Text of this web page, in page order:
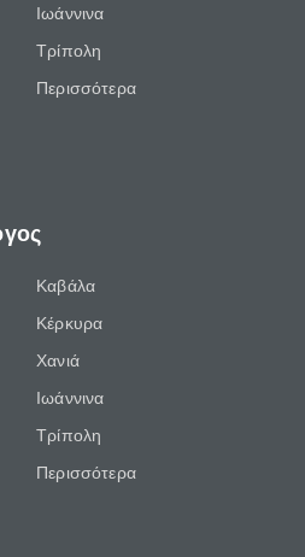
Ιωάννινα
Τρίπολη
Περισσότερα
Καβάλα
Κέρκυρα
Χανιά
Ιωάννινα
Τρίπολη
Περισσότερα